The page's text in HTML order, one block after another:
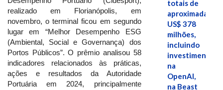
realizado em Florianópolis, em
novembro, o terminal ficou em segundo
lugar em “Melhor Desempenho ESG
(Ambiental, Social e Governança) dos
Portos Públicos”. O prêmio analisou 58
indicadores relacionados às práticas,
ações e resultados da Autoridade
Portuária em 2024, principalmente
totais de
US$ 378
milhões,
incluindo
investimentos
na
OpenAI,
na Beast